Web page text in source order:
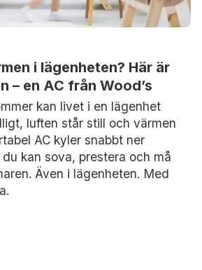
i lägenheten? Här är
– en AC från Wood’s
kan livet i en lägenhet
luften står still och värmen
AC kyler snabbt ner
kan sova, prestera och må
Även i lägenheten. Med